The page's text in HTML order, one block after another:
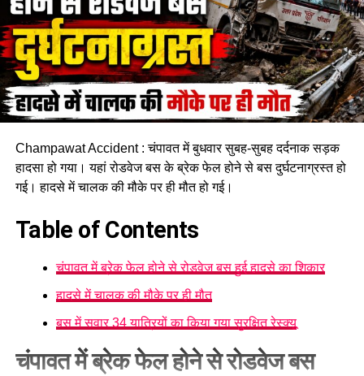
Champawat Accident : चंपावत में बुधवार सुबह-सुबह दर्दनाक सड़क
हादसा हो गया। यहां रोडवेज बस के ब्रेक फेल होने से बस दुर्घटनाग्रस्त हो
गई। हादसे में चालक की मौके पर ही मौत हो गई।
Table of Contents
चंपावत में ब्रेक फेल होने से रोडवेज बस हुई हादसे का शिकार
हादसे में चालक की मौके पर ही मौत
बस में सवार 34 यात्रियों का किया गया सुरक्षित रेस्क्यू
चंपावत में ब्रेक फेल होने से रोडवेज बस